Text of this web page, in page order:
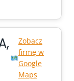
Zobacz
firmę w
Google
Maps